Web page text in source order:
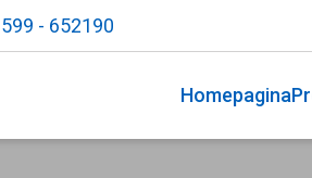
- 652190
Homepagina